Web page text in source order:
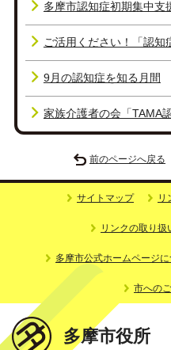
多摩市認知症初期集中支
ご活用ください！「認知
9月の認知症を知る月間
家族介護者の会「TAMA
前のページへ戻る
サイトマップ リ
リンクの取り扱
多摩市公式ホームページ
市への
多摩市役所